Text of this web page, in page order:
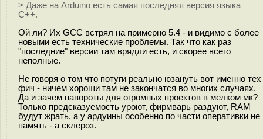
> Даже на Arduino есть самая последняя версия языка
C++.
Ой ли? Их GCC встрял на примерно 5.4 - и видимо с более
новыми есть технические проблемы. Так что как раз
"последние" версии там врядли есть, и скорее всего
неполные.
Не говоря о том что потуги реально юзануть вот именно тех
фич - ничем хороши там не закончатся во многих случаях.
Да и зачем навороты для огромных проектов в мелком мк?
Только предсказуемость уроют, фирмварь раздуют, RAM
будут жрать, а у ардуины особенно по части оперативки не
память - а склероз.